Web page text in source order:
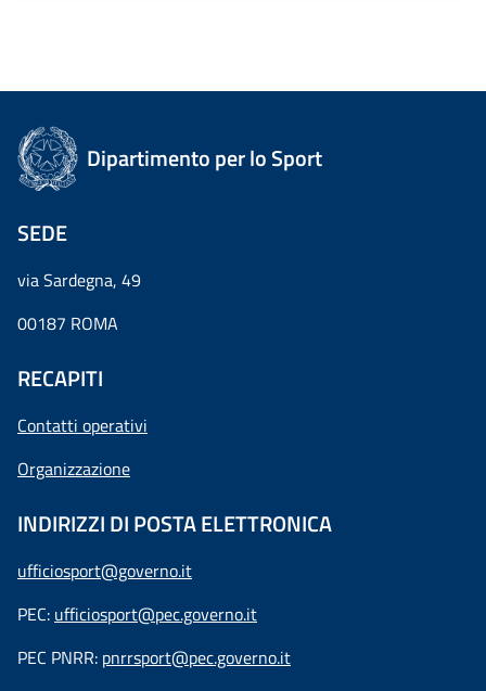
Dipartimento per lo Sport
SEDE
via Sardegna, 49
00187 ROMA
RECAPITI
Contatti operativi
Organizzazione
INDIRIZZI DI POSTA ELETTRONICA
ufficiosport@governo.it
PEC: ufficiosport@pec.governo.it
PEC PNRR: pnrrsport@pec.governo.it